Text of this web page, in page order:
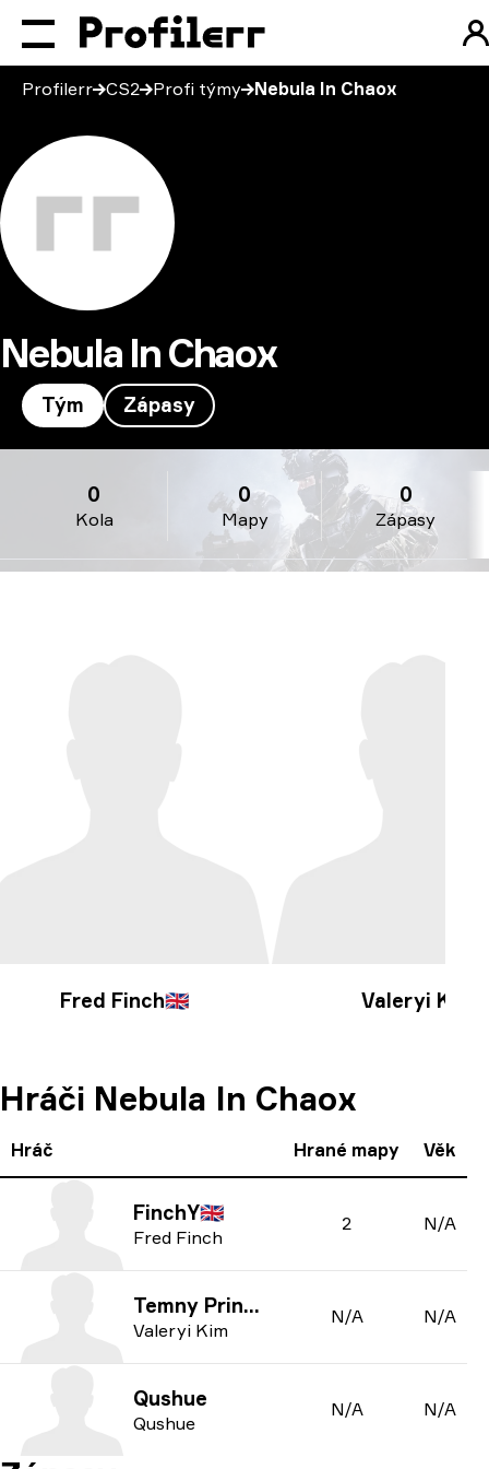
Profilerr CS2 Profi týmy Nebula In Chaox
Nebula In Chaox
Tým Zápasy
Kola
0
Mapy
0
Zápasy
0
Fred Finch🇬🇧 Valeryi Kim
Hráči Nebula In Chaox
Hráč Hrané mapy Věk
FinchY🇬🇧
Fred Finch
2 N/A
Temny Prince
Valeryi Kim
N/A N/A
Qushue
Qushue
N/A N/A